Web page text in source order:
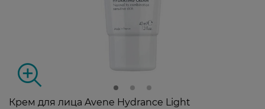
Крем для лица Avene Hydrance Light